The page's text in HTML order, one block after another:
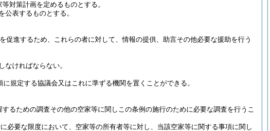
対策計画を定めるものとする。
表するものとする。
進するため、これらの者に対して、情報の提供、助言その他必要な援助を行う
ければならない。
規定する協議会又はこれに準ずる機関を置くことができる。
るための調査その他の空家等に関しこの条例の施行のために必要な調査を行うこ
必要な限度において、空家等の所有者等に対し、当該空家等に関する事項に関し